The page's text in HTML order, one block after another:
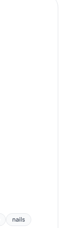
nails